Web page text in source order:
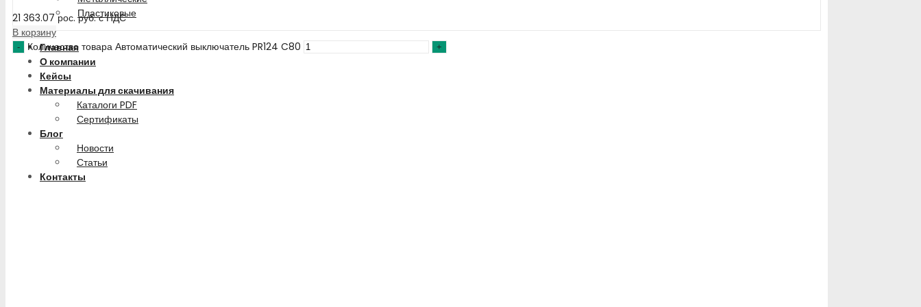
Пластиковые
Главная
О компании
Кейсы
Материалы для скачивания
Каталоги PDF
Сертификаты
Блог
Новости
Статьи
Контакты
21 363.07рос. руб.с НДС
В корзину
Количество товара Автоматический выключатель PR124 C80